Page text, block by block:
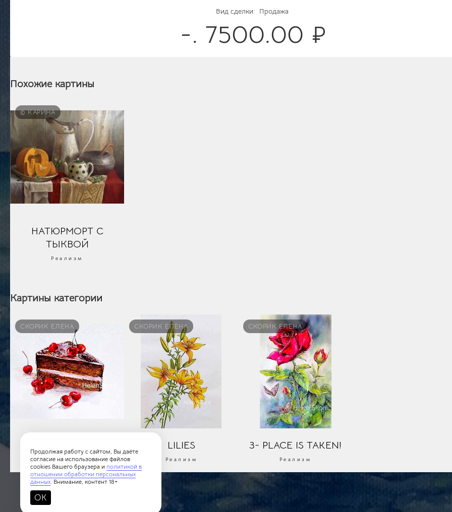
Вид сделки:
Продажа
-. 7500.00 ₽
Похожие картины
© КАРИНА
НАТЮРМОРТ С
ТЫКВОЙ
Реализм
Картины категории
СКОРИК ЕЛЕНА
Реализм
СКОРИК ЕЛЕНА
LILIES
Реализм
СКОРИК ЕЛЕНА
3- PLACE IS TAKEN!
Реализм
Продолжая работу с сайтом, Вы даёте
согласие на использование файлов
cookies Вашего браузера и политикой в
отношении обработки персональных
данных. Внимание, контент 18+
OK